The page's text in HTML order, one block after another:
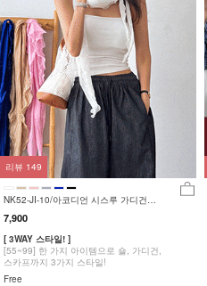
NK52-JI-10/아코디언 시스루 가디건
_DY
7,900
[ 3WAY 스타일! ]
[55~99] 한 가지 아이템으로 숄, 가디건,
스카프까지 3가지 스타일!
Free
리뷰 149